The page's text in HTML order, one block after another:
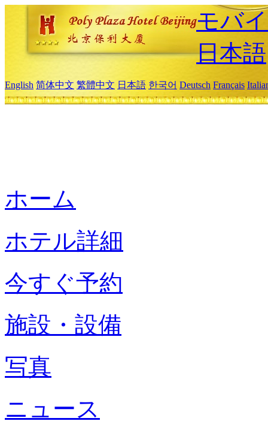
モバ
日本語
English 简体中文 繁體中文 日本語 한국어 Deutsch Français
ホーム
ホテル詳細
今すぐ予約
施設・設備
写真
ニュース